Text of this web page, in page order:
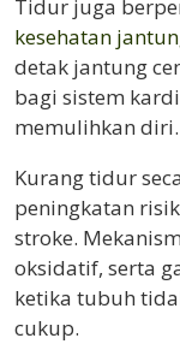
Tidur juga
kesehatan
detak jantung
bagi sistem
memulihkan diri.
Kurang tidur
peningkatan
stroke.
oksidatif, serta
ketika tubuh
cukup.